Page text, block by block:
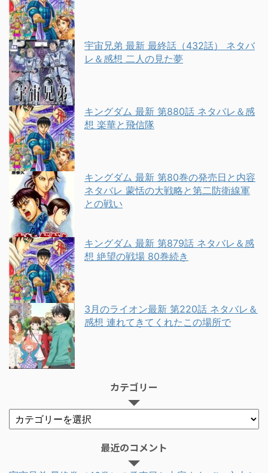
宇宙兄弟 最新 最終話（432話） ネタバ
レ＆感想 二人の見た夢
キングダム 最新 第880話 ネタバレ＆感
想 楽華と飛信隊
キングダム 最新 第80巻の発売日と内容
ネタバレ 蒙恬の大戦略と第二防衛線軍
との戦い
キングダム 最新 第879話 ネタバレ＆感
想 絶望の戦場 80巻続き
3月のライオン最新 第220話 ネタバレ＆
感想 連れてきてくれたこの場所で
カテゴリー
最近のコメント